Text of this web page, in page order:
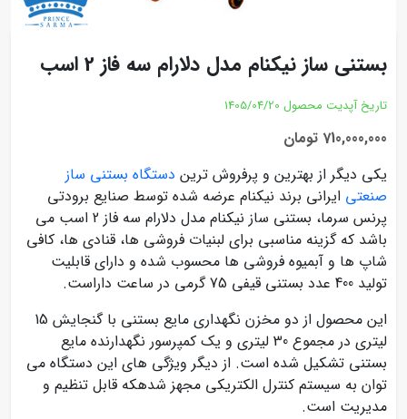
بستنی ساز نیکنام مدل دلارام سه فاز 2 اسب
تاریخ آپدیت محصول 1405/04/20
710,000,000 تومان
یکی دیگر از بهترین و پرفروش ترین دستگاه بستنی ساز
صنعتی ایرانی برند نیکنام عرضه شده توسط صنایع برودتی
پرنس سرما، بستنی ساز نیکنام مدل دلارام سه فاز 2 اسب می
باشد که گزینه مناسبی برای لبنیات فروشی ها، قنادی ها، کافی
شاپ ها و آبمیوه فروشی ها محسوب شده و دارای قابلیت
تولید 400 عدد بستنی قیفی 75 گرمی در ساعت داراست.
این محصول از دو مخزن نگهداری مایع بستنی با گنجایش 15
لیتری در مجموع 30 لیتری و یک کمپرسور نگهدارنده مایع
بستنی تشکیل شده است. از دیگر ویژگی های این دستگاه می
توان به سیستم کنترل الکتریکی مجهز شدهکه قابل تنظیم و
مدیریت است.